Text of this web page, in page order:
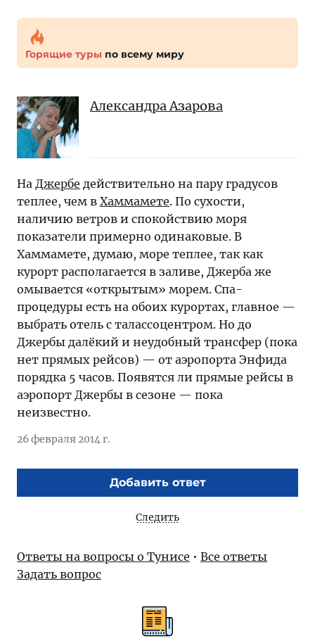
Горящие туры по всему миру
Александра Азарова
На Джербе действительно на пару градусов
теплее, чем в Хаммамете. По сухости,
наличию ветров и спокойствию моря
показатели примерно одинаковые. В
Хаммамете, думаю, море теплее, так как
курорт располагается в заливе, Джерба же
омывается «открытым» морем. Спа-
процедуры есть на обоих курортах, главное —
выбрать отель с талассоцентром. Но до
Джербы далёкий и неудобный трансфер (пока
нет прямых рейсов) — от аэропорта Энфида
порядка 5 часов. Появятся ли прямые рейсы в
аэропорт Джербы в сезоне — пока
неизвестно.
26 февраля 2014 г.
Добавить ответ
Следить
Ответы на вопросы о Тунисе • Все ответы
Задать вопрос